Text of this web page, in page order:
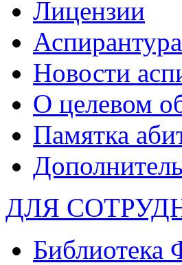
Лицензии
Аспирантура
Новости
О целевом
Памятка
ДЛЯ